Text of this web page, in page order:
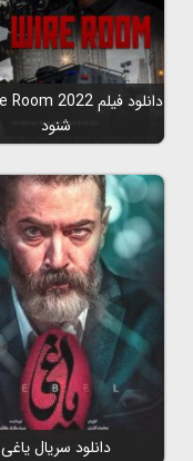
شنود
دانلود سریال یاغی